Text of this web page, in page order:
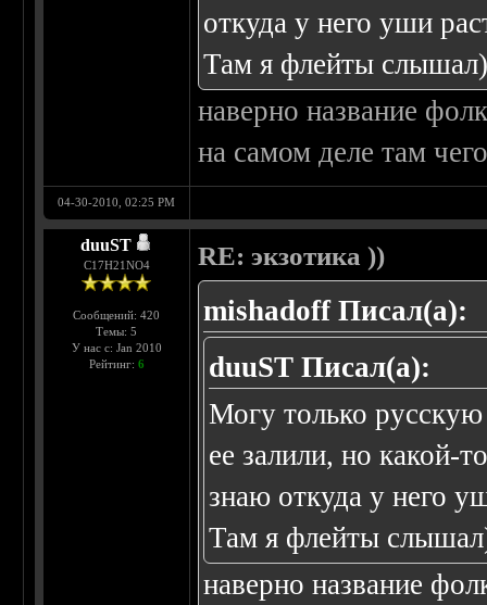
откуда у него уши
Там я флейты
наверно название
на самом деле там
04-30-2010, 02:25 PM
duuST
С17H21NO4
Сообщений: 420
Темы: 5
У нас с: Jan 2010
Рейтинг: 6
RE: экзотика ))
mishadoff Писал(а):
duuST Писал(а):
Могу только
ее залили, но какой-
знаю откуда у него
Там я флейты
наверно название